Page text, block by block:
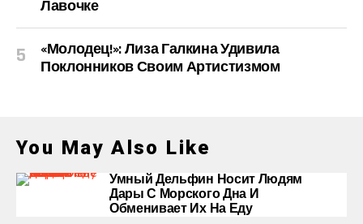
Лавочке
«Молодец!»: Лиза Галкина Удивила
Поклонников Своим Артистизмом
You May Also Like
Умный Дельфин Носит Людям
Дары С Морского Дна И
Обменивает Их На Еду